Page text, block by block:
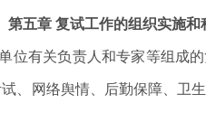
第五章 复试工作的组织实施和
位有关负责人和专家等组成
、网络舆情、后勤保障、卫